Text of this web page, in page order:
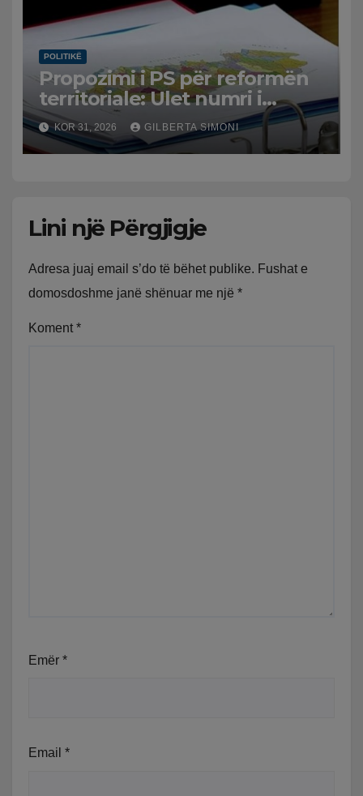
POLITIKË
Propozimi i PS për reformën
territoriale: Ulet numri i
bashkive nga 61 në 46
KOR 31, 2026 GILBERTA SIMONI
Lini një Përgjigje
Adresa juaj email s’do të bëhet publike. Fushat e
domosdoshme janë shënuar me një *
Koment *
Emër *
Email *